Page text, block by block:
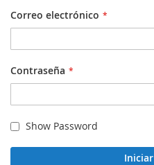
Correo electrónico
Contraseña
Show Password